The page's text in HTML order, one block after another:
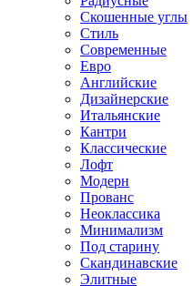
Скошенные углы
Стиль
Современные
Евро
Английские
Дизайнерские
Итальянские
Кантри
Классические
Лофт
Модерн
Прованс
Неоклассика
Минимализм
Под старину
Скандинавские
Элитные